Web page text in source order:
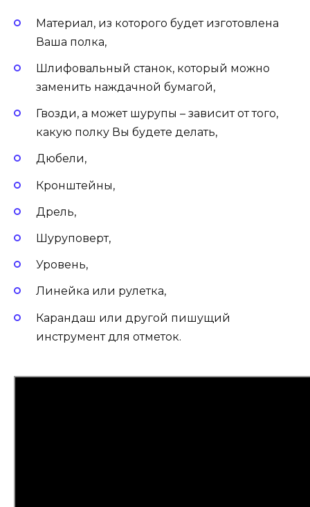
Материал, из которого будет изготовлена
Ваша полка,
Шлифовальный станок, который можно
заменить наждачной бумагой,
Гвозди, а может шурупы – зависит от того,
какую полку Вы будете делать,
Дюбели,
Кронштейны,
Дрель,
Шуруповерт,
Уровень,
Линейка или рулетка,
Карандаш или другой пишущий
инструмент для отметок.